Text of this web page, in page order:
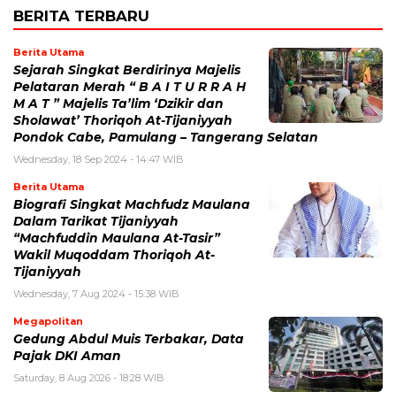
BERITA TERBARU
Berita Utama
Sejarah Singkat Berdirinya Majelis
Pelataran Merah “ B A I T U R R A H
M A T ” Majelis Ta’lim ‘Dzikir dan
Sholawat’ Thoriqoh At-Tijaniyyah
Pondok Cabe, Pamulang – Tangerang Selatan
Wednesday, 18 Sep 2024 - 14:47 WIB
Berita Utama
Biografi Singkat Machfudz Maulana
Dalam Tarikat Tijaniyyah
“Machfuddin Maulana At-Tasir”
Wakil Muqoddam Thoriqoh At-
Tijaniyyah
Wednesday, 7 Aug 2024 - 15:38 WIB
Megapolitan
Gedung Abdul Muis Terbakar, Data
Pajak DKI Aman
Saturday, 8 Aug 2026 - 18:28 WIB